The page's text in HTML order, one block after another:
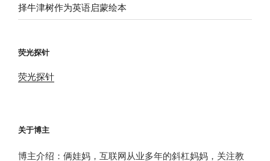
择牛津树作为英语启蒙绘本
荧光探针
荧光探针
关于博主
博主介绍：俩娃妈，互联网从业多年的斜杠妈妈，关注教